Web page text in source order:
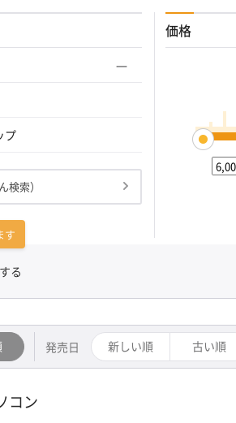
プ
索）
価格
す
る
発売日 新しい順 古い順
コン